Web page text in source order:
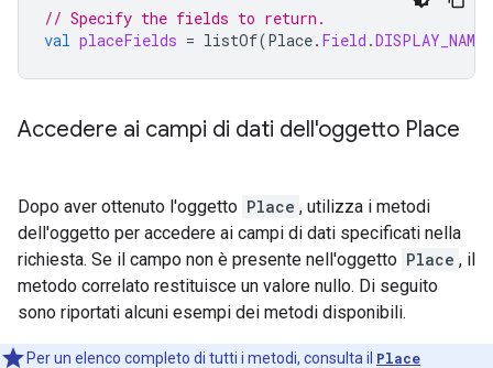
// Specify the fields to return.
val placeFields = listOf(Place. Field .DISPLAY_NAME
Accedere ai campi di dati dell'oggetto Place
Dopo aver ottenuto l'oggetto Place , utilizza i metodi
dell'oggetto per accedere ai campi di dati specificati nella
richiesta. Se il campo non è presente nell'oggetto Place , il
metodo correlato restituisce un valore nullo. Di seguito
sono riportati alcuni esempi dei metodi disponibili.
Per un elenco completo di tutti i metodi, consulta il Place